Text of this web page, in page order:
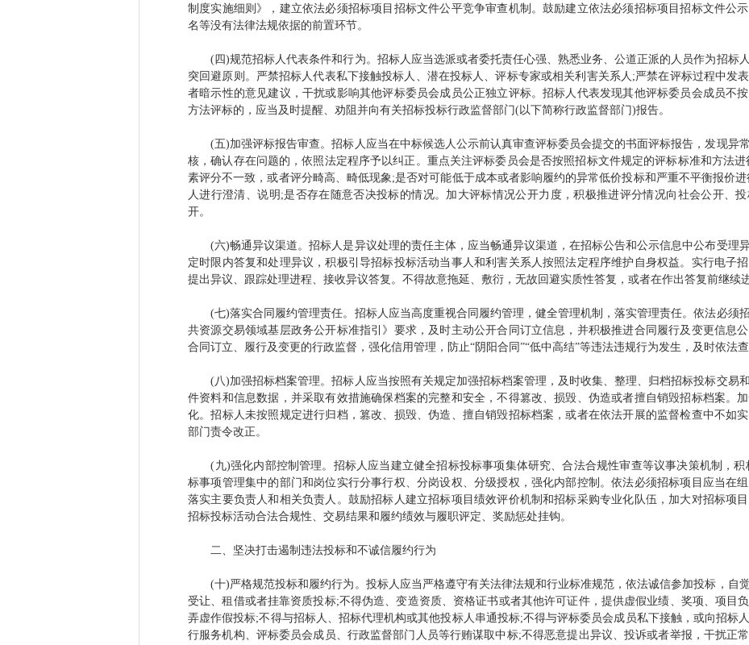
制度实施细则》，建立依法必须招标项目招标文件公平竞争审查机制。鼓励建立依法必须招标项目招标文件公
名等没有法律法规依据的前置环节。
(四)规范招标人代表条件和行为。招标人应当选派或者委托责任心强、熟悉业务、公道正派的人员作为招标
突回避原则。严禁招标人代表私下接触投标人、潜在投标人、评标专家或相关利害关系人;严禁在评标过程中发
者暗示性的意见建议，干扰或影响其他评标委员会成员公正独立评标。招标人代表发现其他评标委员会成员不
方法评标的，应当及时提醒、劝阻并向有关招标投标行政监督部门(以下简称行政监督部门)报告。
(五)加强评标报告审查。招标人应当在中标候选人公示前认真审查评标委员会提交的书面评标报告，发现异
核，确认存在问题的，依照法定程序予以纠正。重点关注评标委员会是否按照招标文件规定的评标标准和方法
素评分不一致，或者评分畸高、畸低现象;是否对可能低于成本或者影响履约的异常低价投标和严重不平衡报价
人进行澄清、说明;是否存在随意否决投标的情况。加大评标情况公开力度，积极推进评分情况向社会公开、
开。
(六)畅通异议渠道。招标人是异议处理的责任主体，应当畅通异议渠道，在招标公告和公示信息中公布受理
定时限内答复和处理异议，积极引导招标投标活动当事人和利害关系人按照法定程序维护自身权益。实行电子
提出异议、跟踪处理进程、接收异议答复。不得故意拖延、敷衍，无故回避实质性答复，或者在作出答复前继续
(七)落实合同履约管理责任。招标人应当高度重视合同履约管理，健全管理机制，落实管理责任。依法必须
共资源交易领域基层政务公开标准指引》要求，及时主动公开合同订立信息，并积极推进合同履行及变更信息
合同订立、履行及变更的行政监督，强化信用管理，防止“阴阳合同”“低中高结”等违法违规行为发生，及时依法查
(八)加强招标档案管理。招标人应当按照有关规定加强招标档案管理，及时收集、整理、归档招标投标交易
件资料和信息数据，并采取有效措施确保档案的完整和安全，不得篡改、损毁、伪造或者擅自销毁招标档案。
化。招标人未按照规定进行归档，篡改、损毁、伪造、擅自销毁招标档案，或者在依法开展的监督检查中不如
部门责令改正。
(九)强化内部控制管理。招标人应当建立健全招标投标事项集体研究、合法合规性审查等议事决策机制，积
标事项管理集中的部门和岗位实行分事行权、分岗设权、分级授权，强化内部控制。依法必须招标项目应当在
落实主要负责人和相关负责人。鼓励招标人建立招标项目绩效评价机制和招标采购专业化队伍，加大对招标项
招标投标活动合法合规性、交易结果和履约绩效与履职评定、奖励惩处挂钩。
二、坚决打击遏制违法投标和不诚信履约行为
(十)严格规范投标和履约行为。投标人应当严格遵守有关法律法规和行业标准规范，依法诚信参加投标，自
受让、租借或者挂靠资质投标;不得伪造、变造资质、资格证书或者其他许可证件，提供虚假业绩、奖项、项目
弄虚作假投标;不得与招标人、招标代理机构或其他投标人串通投标;不得与评标委员会成员私下接触，或向招标
行服务机构、评标委员会成员、行政监督部门人员等行贿谋取中标;不得恶意提出异议、投诉或者举报，干扰正